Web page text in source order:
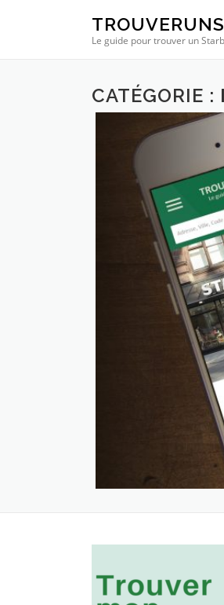
Le guide pour trouver un
CATÉGORIE :